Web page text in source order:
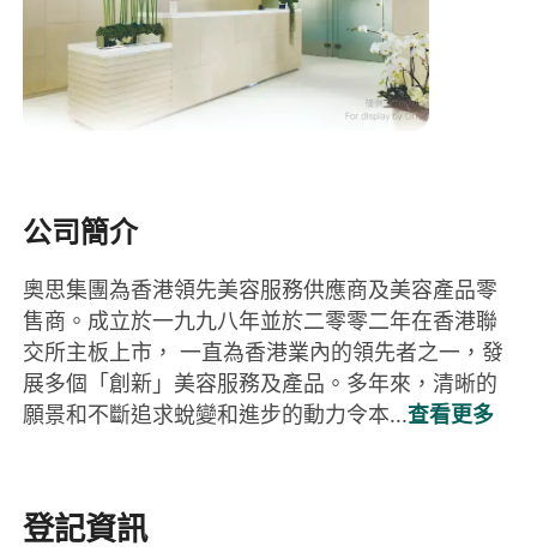
公司簡介
奧思集團為香港領先美容服務供應商及美容產品零
售商。成立於一九九八年並於二零零二年在香港聯
交所主板上市， 一直為香港業內的領先者之一，發
展多個「創新」美容服務及產品。多年來，清晰的
願景和不斷追求蛻變和進步的動力令本...查看更多
登記資訊